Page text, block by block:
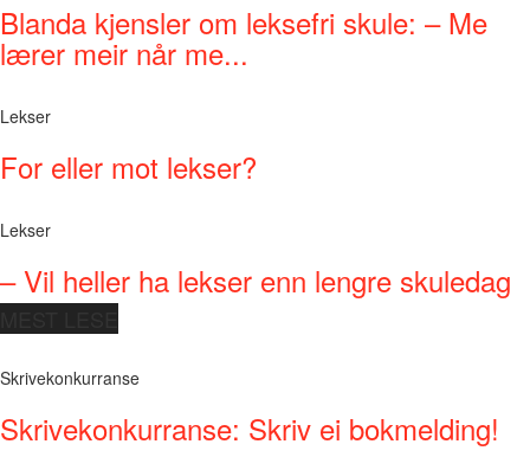
Blanda kjensler om leksefri skule: – Me
lærer meir når me...
Lekser
For eller mot lekser?
Lekser
– Vil heller ha lekser enn lengre skuledag
Skrivekonkurranse
Skrivekonkurranse: Skriv ei bokmelding!